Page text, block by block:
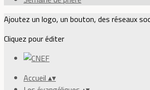
Ajoutez un logo, un bouton, des réseaux
Cliquez pour éditer
Accueil ▴▾